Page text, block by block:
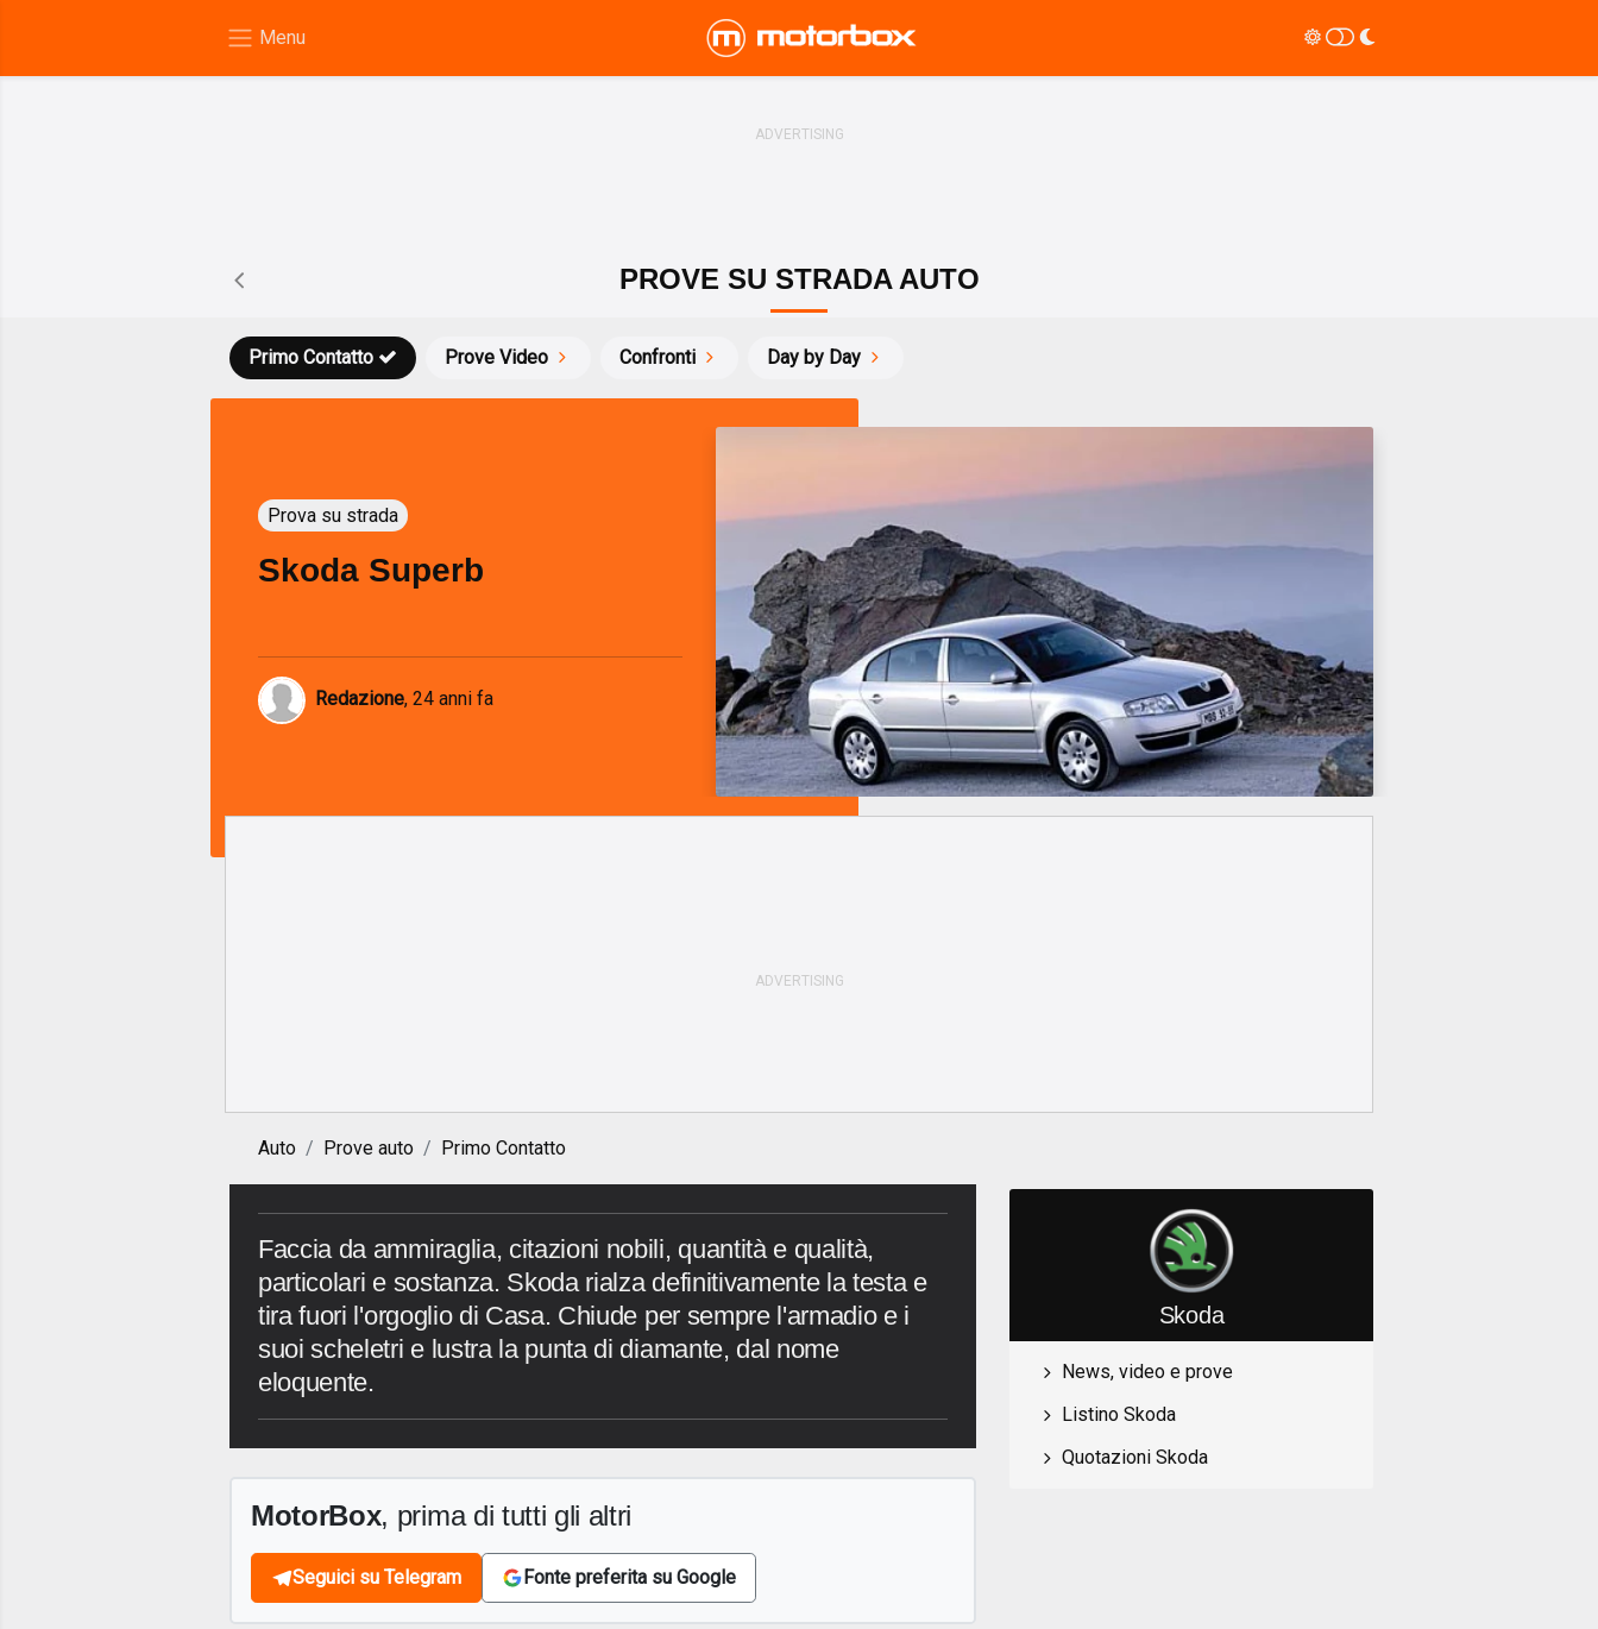
PROVE SU STRADA AUTO
Prove Video Confronti
Primo Contatto Day by Day
Prova su strada
Skoda Superb
Redazione, 24 anni fa
Auto Prove auto Primo Contatto
Faccia da ammiraglia, citazioni nobili, quantità e qualità,
particolari e sostanza. Skoda rialza definitivamente la testa e
tira fuori l'orgoglio di Casa. Chiude per sempre l'armadio e i
suoi scheletri e lustra la punta di diamante, dal nome
eloquente.
MotorBox, prima di tutti gli altri
Seguici su Telegram Fonte preferita su Google
Skoda
News, video e prove
Listino Skoda
Quotazioni Skoda